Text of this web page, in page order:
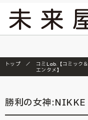
トップ
コミLab.【コミック＆
エンタメ】
勝利の女神:NIKKE